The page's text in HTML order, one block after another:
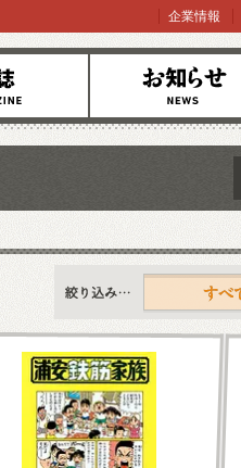
お知らせ
企業情報
すべて